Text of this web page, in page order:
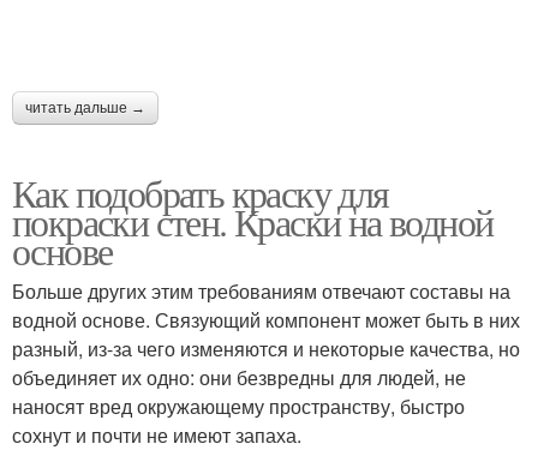
читать дальше →
Как подобрать краску для
покраски стен. Краски на водной
основе
Больше других этим требованиям отвечают составы на
водной основе. Связующий компонент может быть в них
разный, из-за чего изменяются и некоторые качества, но
объединяет их одно: они безвредны для людей, не
наносят вред окружающему пространству, быстро
сохнут и почти не имеют запаха.